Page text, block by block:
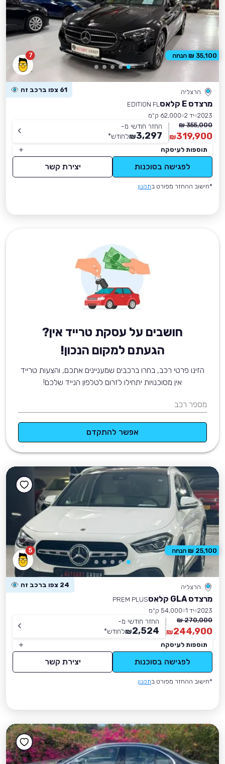
7
הרצליה 61 צפו ברכב זה
מרצדס E קלאס
EDITION FL
2023 יד 2
62,000 ק״מ
355,000 ₪
319,900
₪
החזר חודשי מ-
3,297
₪לחודש*
תוספות לעיסקה
לפגישה בסוכנות יצירת קשר
*חישוב ההחזר מפורט בתקנון
35,100 ₪ הנחה
חושבים על עסקת טרייד אין?
הגעתם למקום הנכון!
הזינו פרטי רכב, בחרו ברכבים שמעניינים אתכם, והצעות טרייד
אין מסוכנויות יתחילו לזרום לטלפון הנייד שלכם!
מספר רכב
אפשר להתקדם
5
הרצליה 24 צפו ברכב זה
מרצדס GLA קלאס
PREM PLUS
2023 יד 1
54,000 ק״מ
270,000 ₪
244,900
₪
החזר חודשי מ-
2,524
₪לחודש*
תוספות לעיסקה
לפגישה בסוכנות יצירת קשר
*חישוב ההחזר מפורט בתקנון
25,100 ₪ הנחה